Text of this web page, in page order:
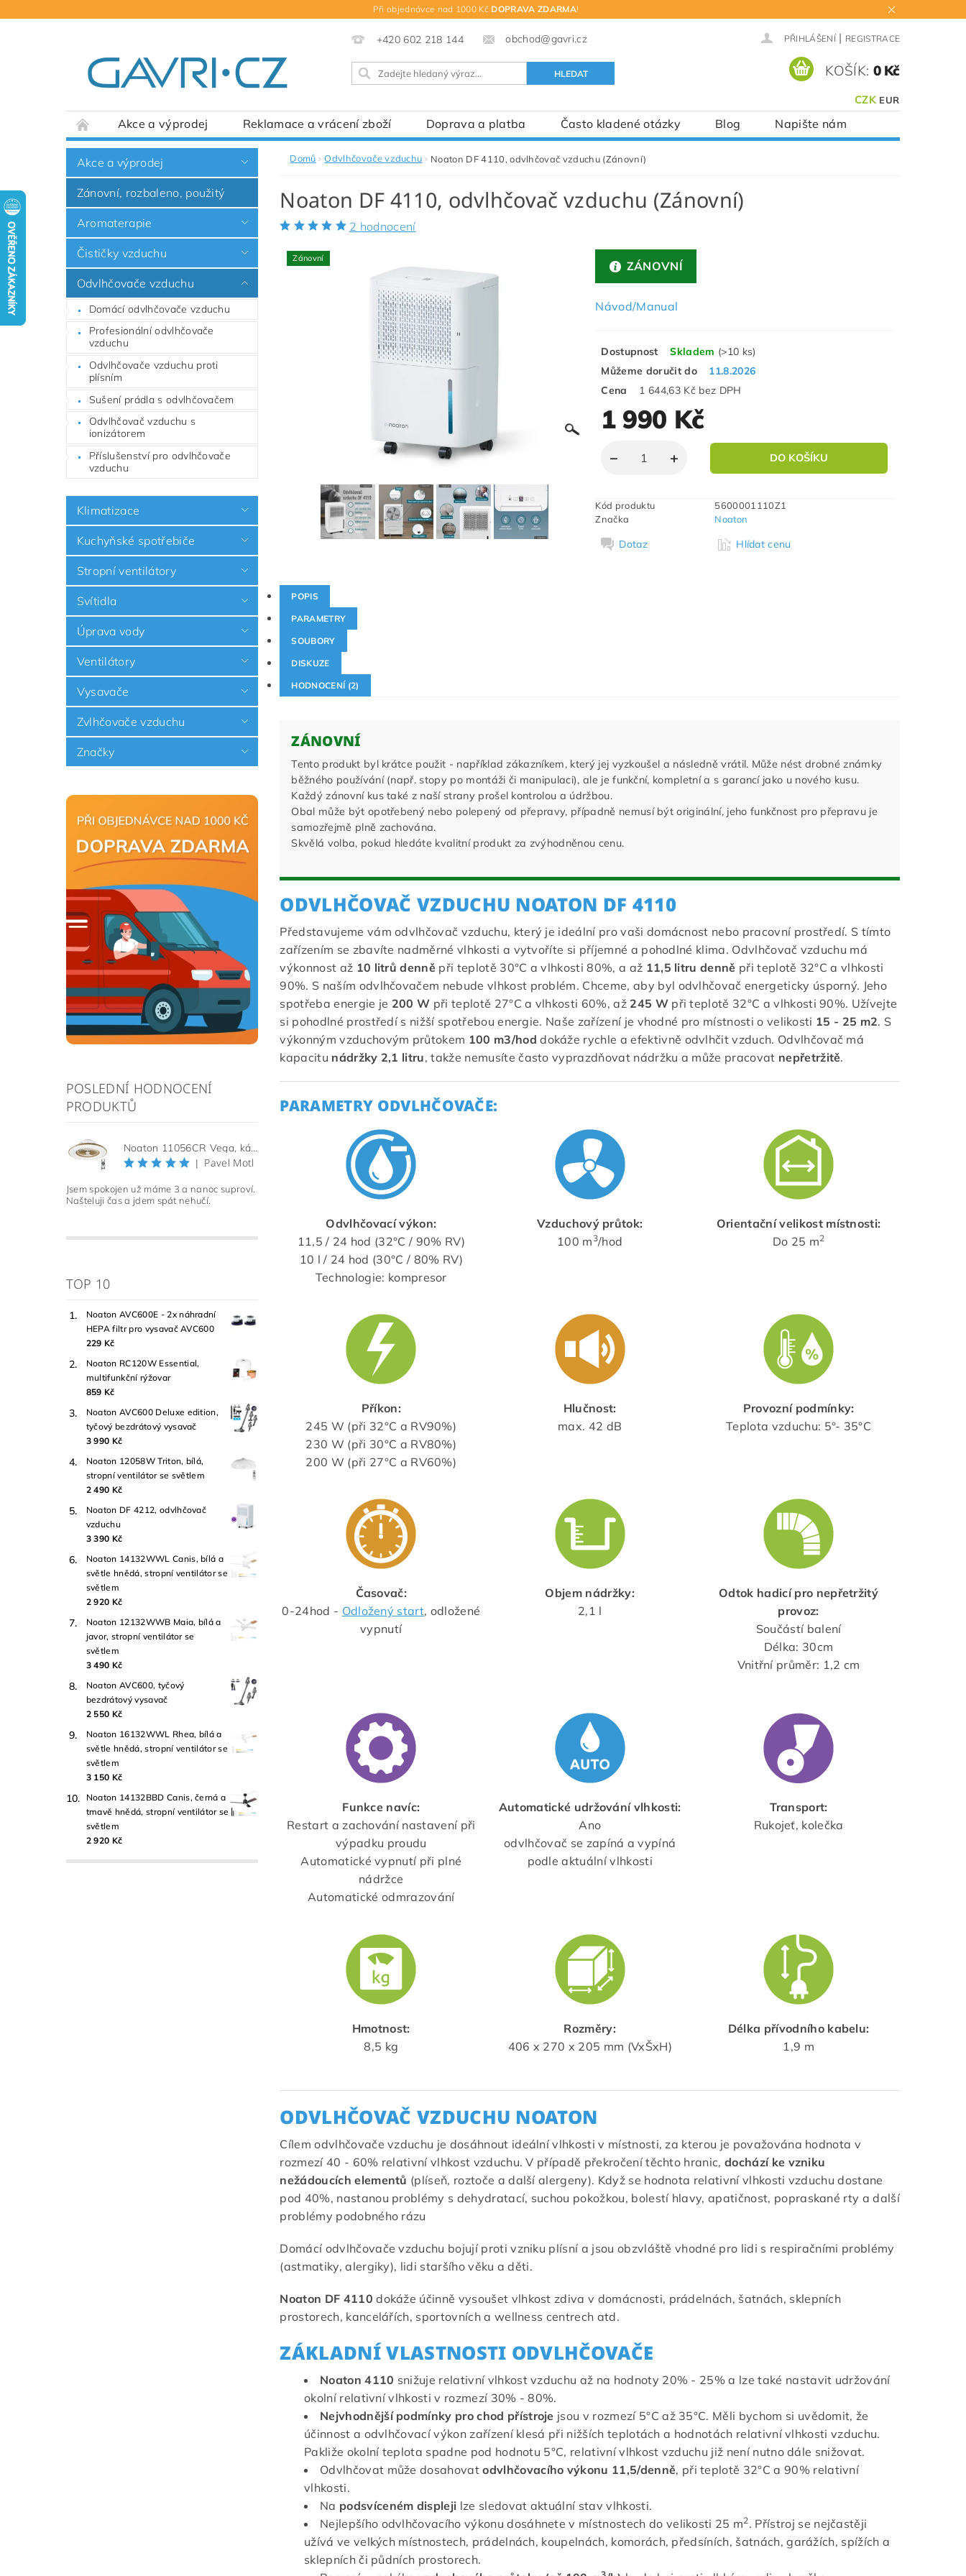
Při objednávce nad 1000 Kč DOPRAVA ZDARMA!
+420 602 218 144 obchod@gavri.cz PŘIHLÁŠENÍ | REGISTRACE
CZK EUR
KOŠÍK: 0 Kč
Akce a výprodej Reklamace a vrácení zboží Doprava a platba Často kladené otázky Blog Napište nám
Akce a výprodej
Zánovní, rozbaleno, použitý
Aromaterapie
Čističky vzduchu
Odvlhčovače vzduchu
Domácí odvlhčovače vzduchu
Profesionální odvlhčovače
vzduchu
Odvlhčovače vzduchu proti
plísním
Sušení prádla s odvlhčovačem
Odvlhčovač vzduchu s
ionizátorem
Příslušenství pro odvlhčovače
vzduchu
Klimatizace
Kuchyňské spotřebiče
Stropní ventilátory
Svítidla
Úprava vody
Ventilátory
Vysavače
Zvlhčovače vzduchu
Značky
POSLEDNÍ HODNOCENÍ
PRODUKTŮ
Noaton 11056CR Vega, kávová, stropní ventilátor se světlem
| Pavel Motl
Jsem spokojen už máme 3 a nanoc suproví.
Našteluji čas a jdem spát nehučí.
TOP 10
Noaton AVC600E - 2x náhradní
HEPA filtr pro vysavač AVC600
229 Kč
Noaton RC120W Essential,
multifunkční rýžovar
859 Kč
Noaton AVC600 Deluxe edition,
tyčový bezdrátový vysavač
3 990 Kč
Noaton 12058W Triton, bílá,
stropní ventilátor se světlem
2 490 Kč
Noaton DF 4212, odvlhčovač
vzduchu
3 390 Kč
Noaton 14132WWL Canis, bílá a
světle hnědá, stropní ventilátor se
světlem
2 920 Kč
Noaton 12132WWB Maia, bílá a
javor, stropní ventilátor se
světlem
3 490 Kč
Noaton AVC600, tyčový
bezdrátový vysavač
2 550 Kč
Noaton 16132WWL Rhea, bílá a
světle hnědá, stropní ventilátor se
světlem
3 150 Kč
Noaton 14132BBD Canis, černá a
tmavě hnědá, stropní ventilátor se
světlem
2 920 Kč
Domů Odvlhčovače vzduchu Noaton DF 4110, odvlhčovač vzduchu (Zánovní)
Noaton DF 4110, odvlhčovač vzduchu (Zánovní)
2 hodnocení
Zánovní
ZÁNOVNÍ
Návod/Manual
Dostupnost Skladem (>10 ks)
Můžeme doručit do
11.8.2026
Cena
1 644,63 Kč bez DPH
1 990 Kč
Kód produktu
5600001110Z1
Značka
Noaton
Dotaz Hlídat cenu
POPIS
PARAMETRY
SOUBORY
DISKUZE
HODNOCENÍ (2)
ZÁNOVNÍ
Tento produkt byl krátce použit - například zákazníkem, který jej vyzkoušel a následně vrátil. Může nést drobné známky
běžného používání (např. stopy po montáži či manipulaci), ale je funkční, kompletní a s garancí jako u nového kusu.
Každý zánovní kus také z naší strany prošel kontrolou a údržbou.
Obal může být opotřebený nebo polepený od přepravy, případně nemusí být originální, jeho funkčnost pro přepravu je
samozřejmě plně zachována.
Skvělá volba, pokud hledáte kvalitní produkt za zvýhodněnou cenu.
ODVLHČOVAČ VZDUCHU NOATON DF 4110
Představujeme vám odvlhčovač vzduchu, který je ideální pro vaši domácnost nebo pracovní prostředí. S tímto
zařízením se zbavíte nadměrné vlhkosti a vytvoříte si příjemné a pohodlné klima. Odvlhčovač vzduchu má
výkonnost až 10 litrů denně při teplotě 30°C a vlhkosti 80%, a až 11,5 litru denně při teplotě 32°C a vlhkosti
90%. S naším odvlhčovačem nebude vlhkost problém. Chceme, aby byl odvlhčovač energeticky úsporný. Jeho
spotřeba energie je 200 W při teplotě 27°C a vlhkosti 60%, až 245 Wpři teplotě 32°C a vlhkosti 90%. Užívejte
si pohodlné prostředí s nižší spotřebou energie. Naše zařízení je vhodné pro místnosti o velikosti 15 - 25 m2. S
výkonným vzduchovým průtokem 100 m3/hod dokáže rychle a efektivně odvlhčit vzduch. Odvlhčovač má
kapacitu nádržky 2,1 litru, takže nemusíte často vyprazdňovat nádržku a může pracovat nepřetržitě.
PARAMETRY ODVLHČOVAČE:
Odvlhčovací výkon:
11,5 / 24 hod (32°C / 90% RV)
10 l / 24 hod (30°C / 80% RV)
Technologie: kompresor
Vzduchový průtok:
100 m 3/hod
Orientační velikost místnosti:
Do 25 m2
Příkon:
245 W (při 32°C a RV90%)
230 W (při 30°C a RV80%)
200 W (při 27°C a RV60%)
Hlučnost:
max. 42 dB
Provozní podmínky:
Teplota vzduchu: 5°- 35°C
Časovač:
0-24hod - Odložený start, odložené
vypnutí
Objem nádržky:
2,1 l
Odtok hadicí pro nepřetržitý
provoz:
Součástí balení
Délka: 30cm
Vnitřní průměr: 1,2 cm
Funkce navíc:
Restart a zachování nastavení při
výpadku proudu
Automatické vypnutí při plné
nádržce
Automatické odmrazování
Automatické udržování vlhkosti:
Ano
odvlhčovač se zapíná a vypíná
podle aktuální vlhkosti
Transport:
Rukojeť, kolečka
Hmotnost:
8,5 kg
Rozměry:
406 x 270 x 205 mm (VxŠxH)
Délka přívodního kabelu:
1,9 m
ODVLHČOVAČ VZDUCHU NOATON
Cílem odvlhčovače vzduchu je dosáhnout ideální vlhkosti v místnosti, za kterou je považována hodnota v
rozmezí 40 - 60% relativní vlhkost vzduchu. V případě překročení těchto hranic,dochází ke vzniku
nežádoucích elementů (plíseň, roztoče a další alergeny). Když se hodnota relativní vlhkosti vzduchu dostane
pod 40%, nastanou problémy s dehydratací, suchou pokožkou, bolestí hlavy, apatičnost, popraskané rty a další
problémy podobného rázu
Domácí odvlhčovače vzduchu bojují proti vzniku plísní a jsou obzvláště vhodné pro lidi s respiračními problémy
(astmatiky, alergiky), lidi staršího věku a děti.
Noaton DF 4110dokáže účinně vysoušet vlhkost zdiva v domácnosti, prádelnách, šatnách, sklepních
prostorech, kancelářích, sportovních a wellness centrech atd.
ZÁKLADNÍ VLASTNOSTI ODVLHČOVAČE
Noaton 4110 snižuje relativní vlhkost vzduchu až na hodnoty 20% - 25% a lze také nastavit udržování
okolní relativní vlhkosti v rozmezí 30% - 80%.
Nejvhodnější podmínky pro chod přístroje jsou v rozmezí 5°C až 35°C. Měli bychom si uvědomit, že
účinnost a odvlhčovací výkon zařízení klesá při nižších teplotách a hodnotách relativní vlhkosti vzduchu.
Pakliže okolní teplota spadne pod hodnotu 5°C, relativní vlhkost vzduchu již není nutno dále snižovat.
Odvlhčovat může dosahovatodvlhčovacího výkonu 11,5/denně, při teplotě 32°C a 90% relativní
vlhkosti.
Na podsvíceném displeji lze sledovat aktuální stav vlhkosti.
Nejlepšího odvlhčovacího výkonu dosáhnete v místnostech do velikosti 25 m2. Přístroj se nejčastěji
užívá ve velkých místnostech, prádelnách, koupelnách, komorách, předsíních, šatnách, garážích, spížích a
sklepních či půdních prostorech.